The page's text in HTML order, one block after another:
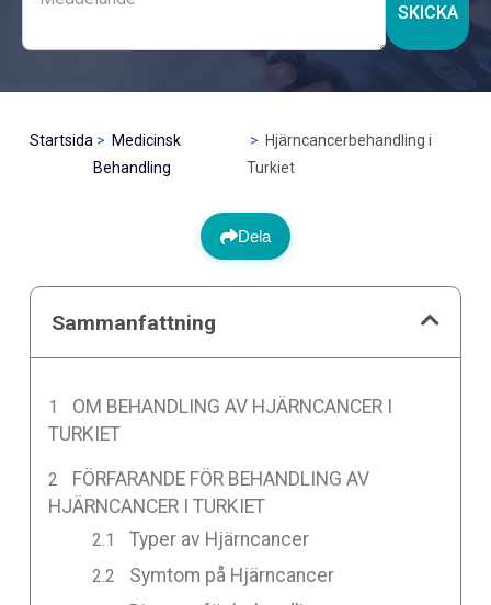
SKICKA
Startsida
Medicinsk
Behandling
Hjärncancerbehandling i
Turkiet
Dela
Sammanfattning
OM BEHANDLING AV HJÄRNCANCER I
TURKIET
FÖRFARANDE FÖR BEHANDLING AV
HJÄRNCANCER I TURKIET
Typer av Hjärncancer
Symtom på Hjärncancer